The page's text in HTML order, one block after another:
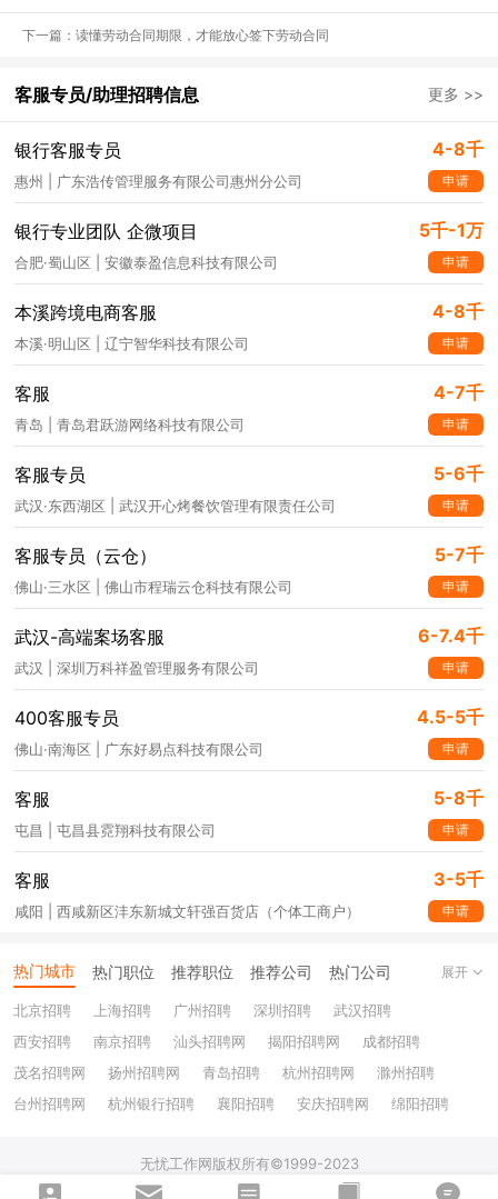
下一篇：读懂劳动合同期限，才能放心签下劳动合同
客服专员/助理招聘信息 更多 >>
银行客服专员 4-8千
惠州 | 广东浩传管理服务有限公司惠州分公司 申请
银行专业团队 企微项目 5千-1万
合肥·蜀山区 | 安徽泰盈信息科技有限公司 申请
本溪跨境电商客服 4-8千
本溪·明山区 | 辽宁智华科技有限公司 申请
客服 4-7千
青岛 | 青岛君跃游网络科技有限公司 申请
客服专员 5-6千
武汉·东西湖区 | 武汉开心烤餐饮管理有限责任公司 申请
客服专员（云仓） 5-7千
佛山·三水区 | 佛山市程瑞云仓科技有限公司 申请
武汉-高端案场客服 6-7.4千
武汉 | 深圳万科祥盈管理服务有限公司 申请
400客服专员 4.5-5千
佛山·南海区 | 广东好易点科技有限公司 申请
客服 5-8千
屯昌 | 屯昌县霓翔科技有限公司 申请
客服 3-5千
咸阳 | 西咸新区沣东新城文轩强百货店（个体工商户） 申请
热门城市 热门职位 推荐职位 推荐公司 热门公司
北京招聘 上海招聘 广州招聘 深圳招聘
武汉招聘
西安招聘
南京招聘 汕头招聘网 揭阳招聘网
成都招聘
茂名招聘网
扬州招聘网 青岛招聘 杭州招聘网
滁州招聘
台州招聘网
杭州银行招聘 襄阳招聘 安庆招聘网
绵阳招聘
上饶招聘网
展开
无忧工作网版权所有©1999-2023
51job.com (沪ICP备12015550号-5)